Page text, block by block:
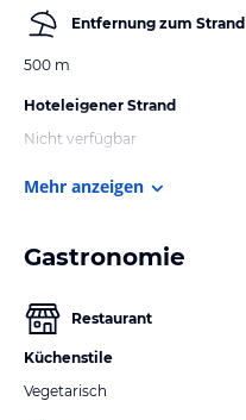
Entfernung zum Strand
500 m
Hoteleigener Strand
Nicht verfügbar
Mehr anzeigen
Gastronomie
Restaurant
Küchenstile
Vegetarisch